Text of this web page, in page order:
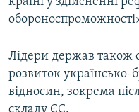
Лідери держав також
розвиток українсько-
відносин, зокрема